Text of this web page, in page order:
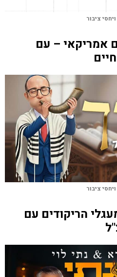
ציבור
אמריקאי – עם
ציבור
הריקודים עם